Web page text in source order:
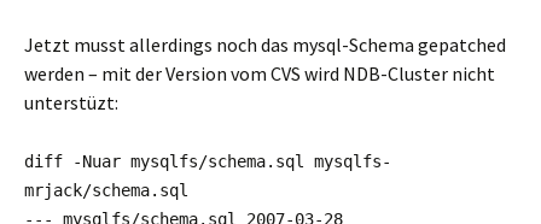
Jetzt musst allerdings noch das mysql-Schema gepatched
werden – mit der Version vom CVS wird NDB-Cluster nicht
unterstüzt:
diff -Nuar mysqlfs/schema.sql mysqlfs-
mrjack/schema.sql
--- mysqlfs/schema.sql 2007-03-28